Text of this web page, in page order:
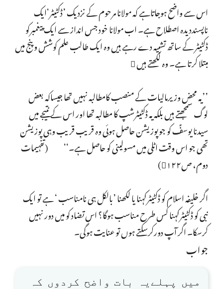
اس سے واضح ہوجاتاہے کہ مولانا مرحوم کے نزدیک ’ڈکٹیٹر‘ایک
ناپسنددیدہ اصطلاح ہے۔ اب مولانا خود جس انداز سے ایک پیغمبرکو
ڈکٹیٹر کے ساتھ تشبیہ دے رہے ہیں وہ ایک طالب علم کوشش وپنج میں
مبتلا کرتا ہے۔ وہ لکھتے ہیں 
’’یہ محض وزیرمالیات کے منصب کامطالبہ نہیں تھا جیساکہ بعض
لوگ سمجھتے ہیں بلکہ یہ ڈکٹیٹرشپ کا مطالبہ تھا اور اس کے نتیجے میں
سیدنا یوسفؑ کو جوپوزیشن حاصل ہوئی وہ قریب قریب وہی پوزیشن
تھی جو اس وقت اٹلی میں مسولینی کو حاصل ہے۔‘‘ (تفہیمات
دوم، ص۱۲۲)
اگر خلیفہ اسلام کو ڈکٹیٹرکہنا یا لکھنا ’بالکل ہی نامناسب ‘ ہے تو ایک
نبی کو ڈکٹیٹرکہنا کس طرح مناسب ہوگا؟ اس تضاد کو میں دور نہیں
کرسکا۔ اگر آپ دورکرسکتے ہوں تو عنایت ہوگی۔
جواب
میں پہلےیہ بات واضح کردوں کہ